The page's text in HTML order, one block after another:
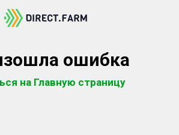
ошибка
на Главную страницу